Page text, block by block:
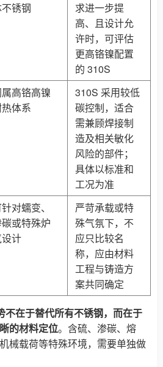
锈钢
求进一步提
高、且设计允
许时，可评估
更高铬镍配置
的 310S
高铬高镍
体系
310S 采用较低
碳控制，适合
需兼顾焊接制
造及相关敏化
风险的部件；
具体以标准和
工况为准
对蠕变、
或特殊炉
计
严苛承载或特
殊气氛下，不
应只比较名
称，应由材料
工程与铸造方
案共同确定
不在于替代所有不锈钢，而在于
的材料定位。含硫、渗碳、熔
械载荷等特殊环境，需要单独做